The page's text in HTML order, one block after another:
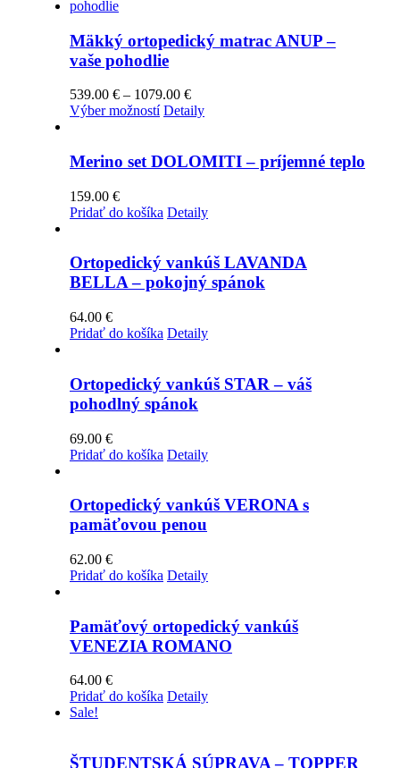
Mäkký ortopedický matrac ANUP –
vaše pohodlie
539.00 € – 1079.00 €Price
range:
1079.00 €
Výber možností Tento
viacero
variantov.
si
môžete
stránke
produktu.
Detaily
Merino set DOLOMITI – príjemné teplo
159.00 €
Pridať do košíka Detaily
Ortopedický vankúš LAVANDA
BELLA – pokojný spánok
64.00 €
Pridať do košíka Detaily
Ortopedický vankúš STAR – váš
pohodlný spánok
69.00 €
Pridať do košíka Detaily
Ortopedický vankúš VERONA s
pamäťovou penou
62.00 €
Pridať do košíka Detaily
Pamäťový ortopedický vankúš
VENEZIA ROMANO
64.00 €
Pridať do košíka Detaily
Sale!
ŠTUDENTSKÁ SÚPRAVA – TOPPER